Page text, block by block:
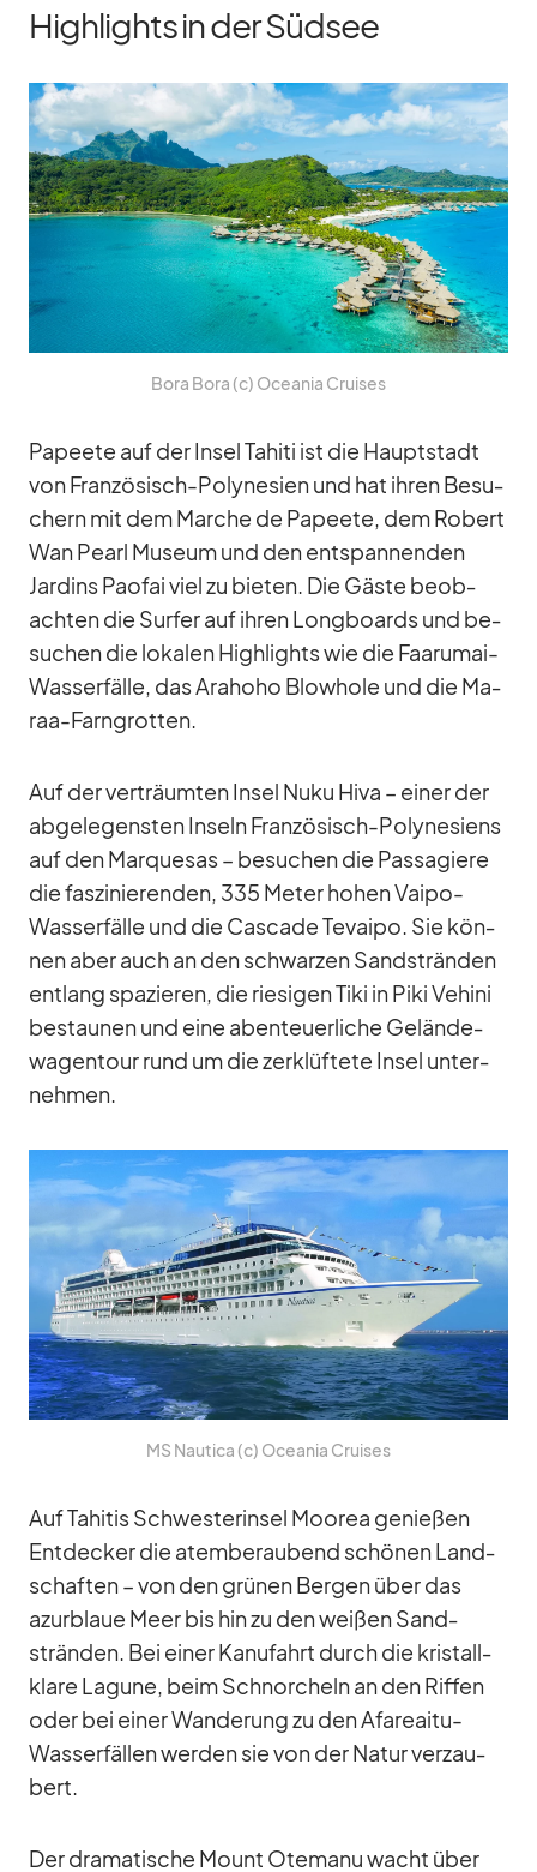
Highlights in der Südsee
Bora Bora (c) Ocea­nia Crui­ses
Pa­peete auf der In­sel Ta­hiti ist die Haupt­stadt
von Fran­zö­sisch-Po­ly­ne­sien und hat ih­ren Be­su­
chern mit dem Mar­che de Pa­peete, dem Ro­bert
Wan Pearl Mu­seum und den ent­span­nen­den
Jard­ins Pao­fai viel zu bie­ten. Die Gäste be­ob­
ach­ten die Sur­fer auf ih­ren Long­boards und be­
su­chen die lo­ka­len High­lights wie die Faaru­mai-
Was­ser­fälle, das Ara­hoho Blow­hole und die Ma­
raa-Farn­grot­ten.
Auf der ver­träum­ten In­sel Nuku Hiva – ei­ner der
ab­ge­le­gens­ten In­seln Fran­zö­sisch-Po­ly­ne­si­ens
auf den Mar­que­sas – be­su­chen die Pas­sa­giere
die fas­zi­nie­ren­den, 335 Me­ter ho­hen Vaipo-
Was­ser­fälle und die Cas­cade Te­vaipo. Sie kön­
nen aber auch an den schwar­zen Sand­strän­den
ent­lang spa­zie­ren, die rie­si­gen Tiki in Piki Vehini
be­stau­nen und eine aben­teu­er­li­che Ge­län­de­
wa­gen­tour rund um die zer­klüf­tete In­sel un­ter­
neh­men.
MS Nau­tica (c) Ocea­nia Crui­ses
Auf Ta­hi­tis Schwes­ter­in­sel Moo­rea ge­nie­ßen
Ent­de­cker die atem­be­rau­bend schö­nen Land­
schaf­ten – von den grü­nen Ber­gen über das
azur­blaue Meer bis hin zu den wei­ßen Sand­
strän­den. Bei ei­ner Ka­nu­fahrt durch die kris­tall­
klare La­gune, beim Schnor­cheln an den Rif­fen
oder bei ei­ner Wan­de­rung zu den Afare­aitu-
Was­ser­fäl­len wer­den sie von der Na­tur ver­zau­
bert.
Der dra­ma­ti­sche Mount Otemanu wacht über